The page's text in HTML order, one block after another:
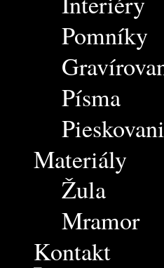
Pomníky
Písma
Materiály
Žula
Mramor
Kontakt